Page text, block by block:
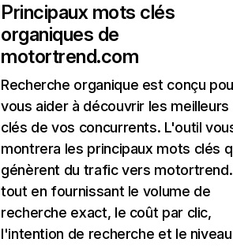
Principaux mots clés
organiques de
motortrend.com
Recherche organique est conçu
vous aider à découvrir les
clés de vos concurrents. L'outil
montrera les principaux mots clés
génèrent du trafic vers
tout en fournissant le volume de
recherche exact, le coût par clic,
l'intention de recherche et le